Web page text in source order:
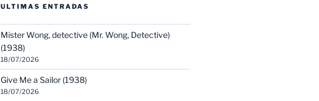
ULTIMAS ENTRADAS
Mister Wong, detective (Mr. Wong, Detective)
(1938)
18/07/2026
Give Me a Sailor (1938)
18/07/2026